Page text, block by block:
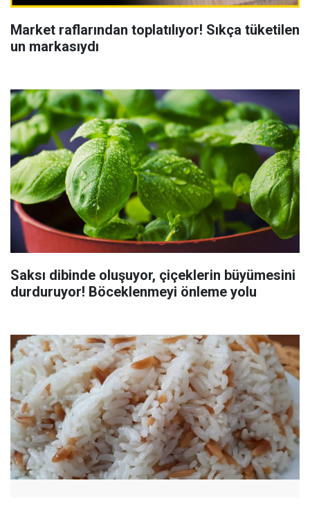
Market raflarından toplatılıyor! Sıkça tüketilen
un markasıydı
Saksı dibinde oluşuyor, çiçeklerin büyümesini
durduruyor! Böceklenmeyi önleme yolu